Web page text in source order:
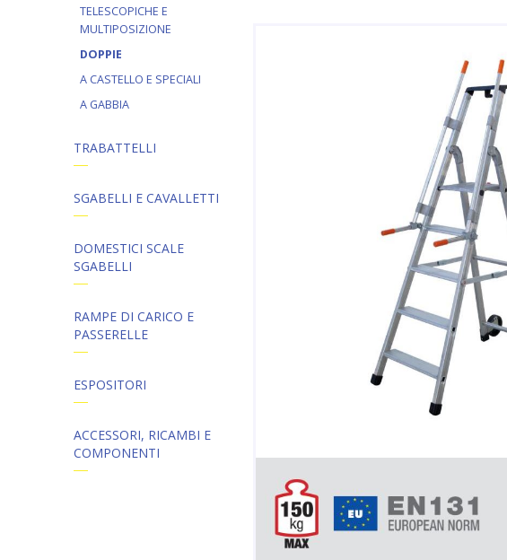
TELESCOPICHE E
MULTIPOSIZIONE
DOPPIE
A CASTELLO E SPECIALI
A GABBIA
TRABATTELLI
SGABELLI E CAVALLETTI
DOMESTICI SCALE
SGABELLI
RAMPE DI CARICO E
PASSERELLE
ESPOSITORI
ACCESSORI, RICAMBI E
COMPONENTI